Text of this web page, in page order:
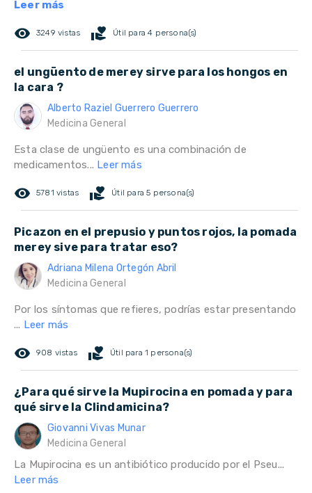
Leer más
remove_red_eye 3249 vistas volunteer_activism Útil para 4 persona(s)
el ungüento de merey sirve para los hongos en
la cara ?
Alberto Raziel Guerrero Guerrero
Medicina General
Esta clase de ungüento es una combinación de
medicamentos... Leer más
remove_red_eye 5781 vistas volunteer_activism Útil para 5 persona(s)
Picazon en el prepusio y puntos rojos, la pomada
merey sive para tratar eso?
Adriana Milena Ortegón Abril
Medicina General
Por los síntomas que refieres, podrías estar presentando
... Leer más
remove_red_eye 908 vistas volunteer_activism Útil para 1 persona(s)
¿Para qué sirve la Mupirocina en pomada y para
qué sirve la Clindamicina?
Giovanni Vivas Munar
Medicina General
La Mupirocina es un antibiótico producido por el Pseu...
Leer más